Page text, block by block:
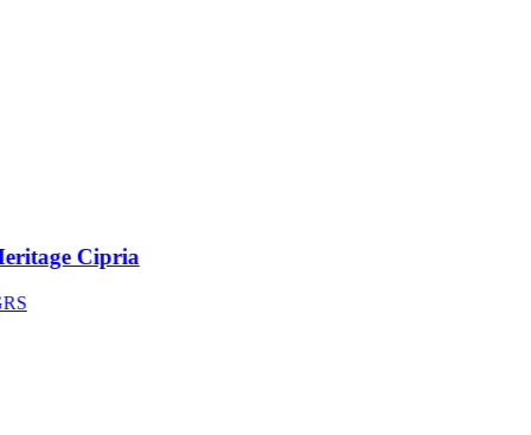
Cipria